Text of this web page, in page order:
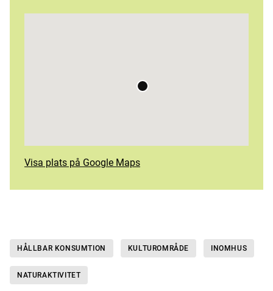
Visa plats på Google Maps
HÅLLBAR KONSUMTION KULTUROMRÅDE INOMHUS
NATURAKTIVITET